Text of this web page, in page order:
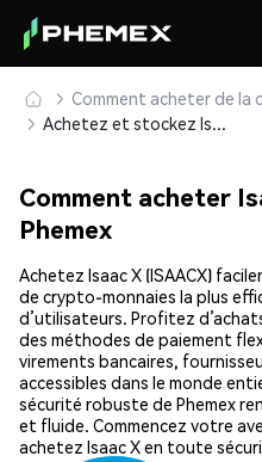
Comment acheter de la
Achetez et stockez Isaac X (ISAACX) en toute sécurité
Comment acheter
Phemex
Achetez Isaac X (ISAACX)
de crypto-monnaies la plus
d’utilisateurs. Profitez
des méthodes de paiement
virements bancaires,
accessibles dans le monde
sécurité robuste de Phemex
et fluide. Commencez votre
achetez Isaac X en toute